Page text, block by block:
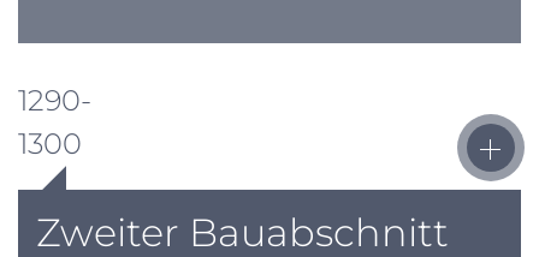
1290-
1300
Zweiter Bauabschnitt